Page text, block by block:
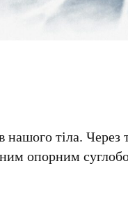
тіла.
опорним